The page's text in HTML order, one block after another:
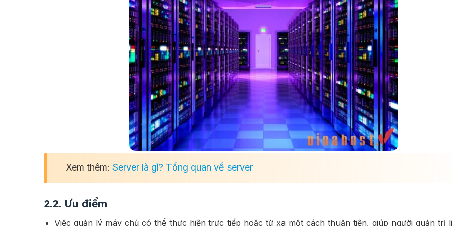
Xem thêm: Server là gì? Tổng quan về server
2.2. Ưu điểm
Việc quản lý máy chủ có thể thực hiện trực tiếp hoặc từ xa một cách thuận tiện, giúp người quản trị